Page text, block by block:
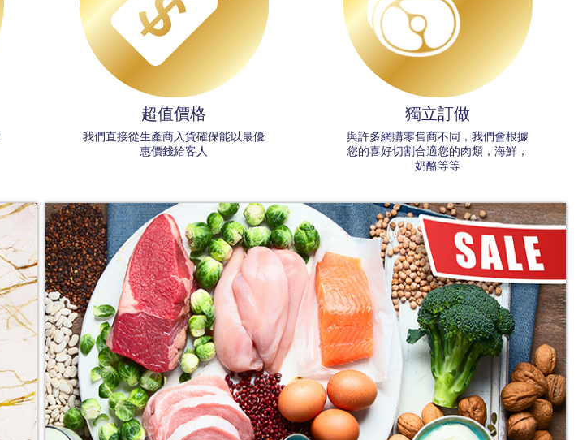
超值價格
我們直接從生產商入貨確保能以最優
惠價錢給客人
獨立訂做
與許多網購零售商不同，我們會根據
您的喜好切割合適您的肉類，海鮮，
奶酪等等